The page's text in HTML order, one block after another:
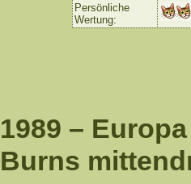
Persönliche
Wertung:
1989 –
Burns